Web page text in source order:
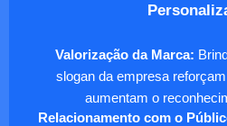
Valorização da Marca:
slogan da empresa
aumentam o
Relacionamento com o